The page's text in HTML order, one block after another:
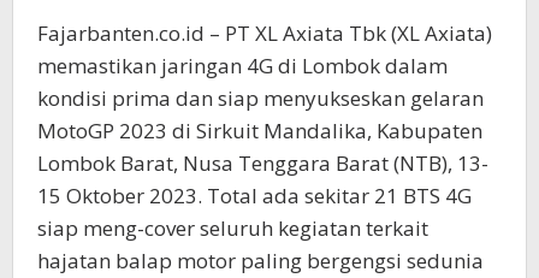
Fajarbanten.co.id – PT XL Axiata Tbk (XL Axiata)
memastikan jaringan 4G di Lombok dalam
kondisi prima dan siap menyukseskan gelaran
MotoGP 2023 di Sirkuit Mandalika, Kabupaten
Lombok Barat, Nusa Tenggara Barat (NTB), 13-
15 Oktober 2023. Total ada sekitar 21 BTS 4G
siap meng-cover seluruh kegiatan terkait
hajatan balap motor paling bergengsi sedunia